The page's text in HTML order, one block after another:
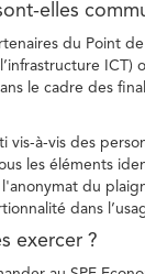
elles
du Point
le cadre des
à-vis des
les éléments
du
dans
exercer ?